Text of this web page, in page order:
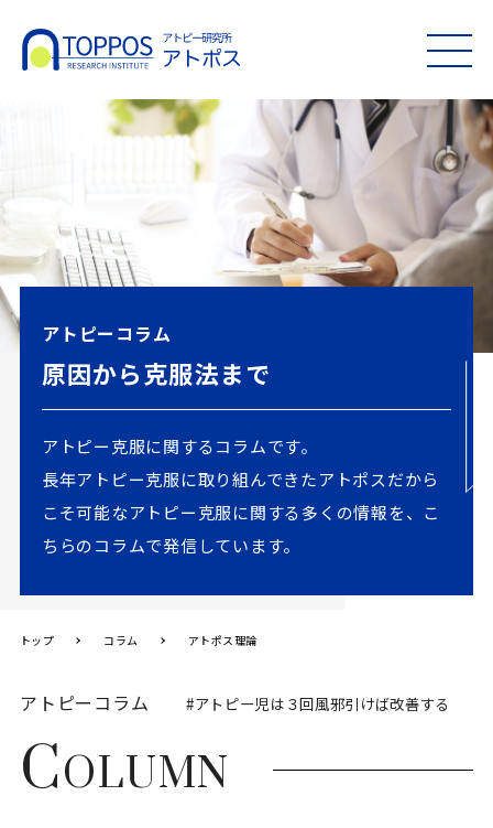
MEN
アトピーコラム
原因から克服法まで
アトピー克服に関するコラムです。
長年アトピー克服に取り組んできたアトポスだから
こそ可能なアトピー克服に関する多くの情報を、こ
ちらのコラムで発信しています。
トップ コラム アトポス理論
アトピーコラム#アトピー児は３回風邪引けば改善する
COLUMN